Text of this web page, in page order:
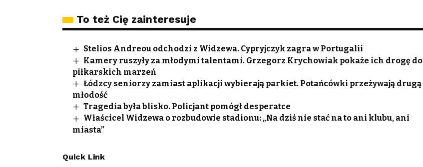
To też Cię zainteresuje
Stelios Andreou odchodzi z Widzewa. Cypryjczyk zagra w Portugalii
Kamery ruszyły za młodymi talentami. Grzegorz Krychowiak pokaże ich drogę do
piłkarskich marzeń
Łódzcy seniorzy zamiast aplikacji wybierają parkiet. Potańcówki przeżywają drugą
młodość
Tragedia była blisko. Policjant pomógł desperatce
Właścicel Widzewa o rozbudowie stadionu: „Na dziś nie stać na to ani klubu, ani
miasta”
Quick Link